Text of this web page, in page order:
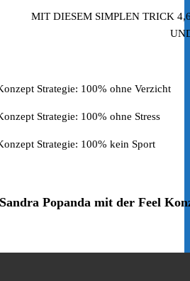
MIT DIESEM SIMPLEN TRICK
Strategie: 100% ohne Verzicht
Strategie: 100% ohne Stress
Strategie: 100% kein Sport
Popanda mit der Feel